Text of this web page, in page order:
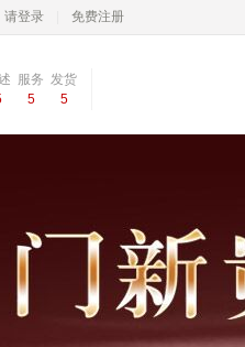
请登录 免费注册
服务
态度
5
发货
速度
5